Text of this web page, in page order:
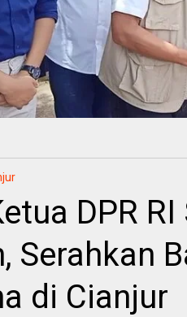
DPR
Serahkan
di Cianjur